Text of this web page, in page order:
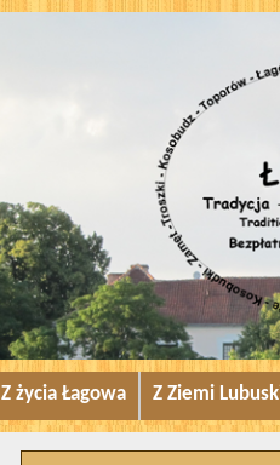
Z życia Łagowa Z Ziemi